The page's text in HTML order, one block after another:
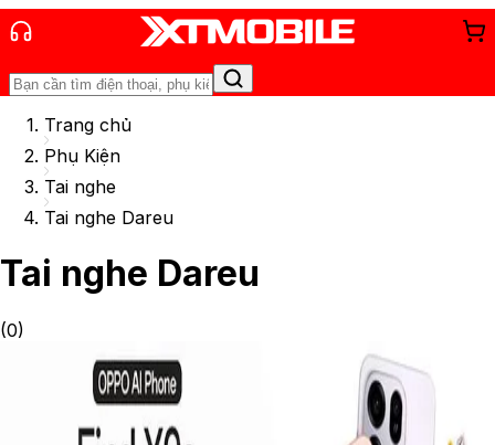
Trang chủ
Phụ Kiện
Tai nghe
Tai nghe Dareu
Tai nghe Dareu
(0)